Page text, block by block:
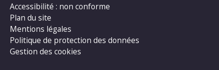
Accessibilité : non conforme
Plan du site
Mentions légales
Politique de protection des données
Gestion des cookies